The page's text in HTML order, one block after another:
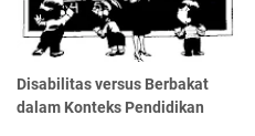
Disabilitas versus Berbakat
dalam Konteks Pendidikan